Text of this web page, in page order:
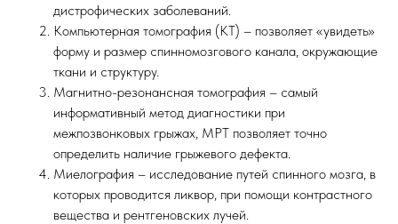
дистрофических заболеваний.
Компьютерная томография (КТ) – позволяет «увидеть»
форму и размер спинномозгового канала, окружающие
ткани и структуру.
Магнитно-резонансная томография – самый
информативный метод диагностики при
межпозвонковых грыжах, МРТ позволяет точно
определить наличие грыжевого дефекта.
Миелография – исследование путей спинного мозга, в
которых проводится ликвор, при помощи контрастного
вещества и рентгеновских лучей.